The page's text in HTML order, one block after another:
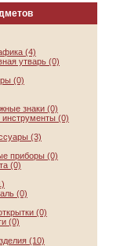
(4)
утварь (0)
(0)
знаки (0)
(0)
(3)
приборы (0)
(0)
(0)
(0)
(0)
(10)